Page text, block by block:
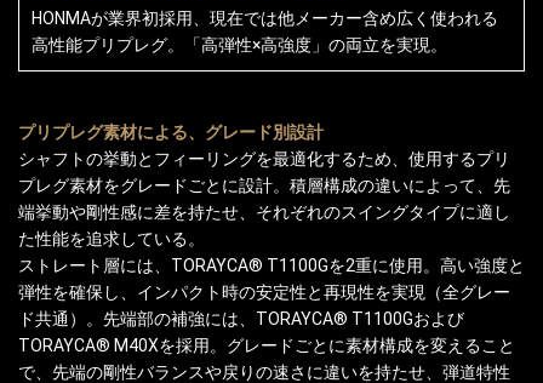
HONMAが業界初採用、現在では他メーカー含め広く使われる
高性能プリプレグ。「高弾性×高強度」の両立を実現。
プリプレグ素材による、グレード別設計
シャフトの挙動とフィーリングを最適化するため、使用するプリ
プレグ素材をグレードごとに設計。積層構成の違いによって、先
端挙動や剛性感に差を持たせ、それぞれのスイングタイプに適し
た性能を追求している。
ストレート層には、TORAYCA® T1100Gを2重に使用。高い強度と
弾性を確保し、インパクト時の安定性と再現性を実現（全グレー
ド共通）。先端部の補強には、TORAYCA® T1100Gおよび
TORAYCA® M40Xを採用。グレードごとに素材構成を変えること
で、先端の剛性バランスや戻りの速さに違いを持たせ、弾道特性